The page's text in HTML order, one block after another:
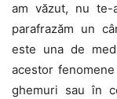
am văzut, nu te-
parafrazăm un
este una de
acestor
ghemuri sau în